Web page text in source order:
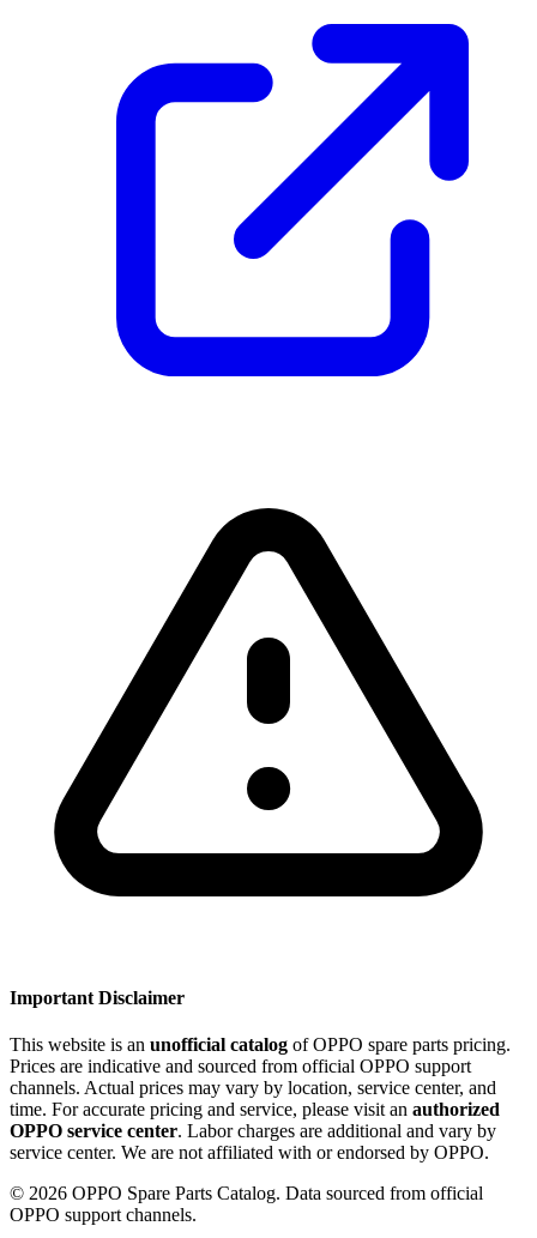
Important Disclaimer
This website is an unofficial catalog of OPPO spare parts pricing.
Prices are indicative and sourced from official OPPO support
channels. Actual prices may vary by location, service center, and
time. For accurate pricing and service, please visit an authorized
OPPO service center. Labor charges are additional and vary by
service center. We are not affiliated with or endorsed by OPPO.
© 2026 OPPO Spare Parts Catalog. Data sourced from official
OPPO support channels.